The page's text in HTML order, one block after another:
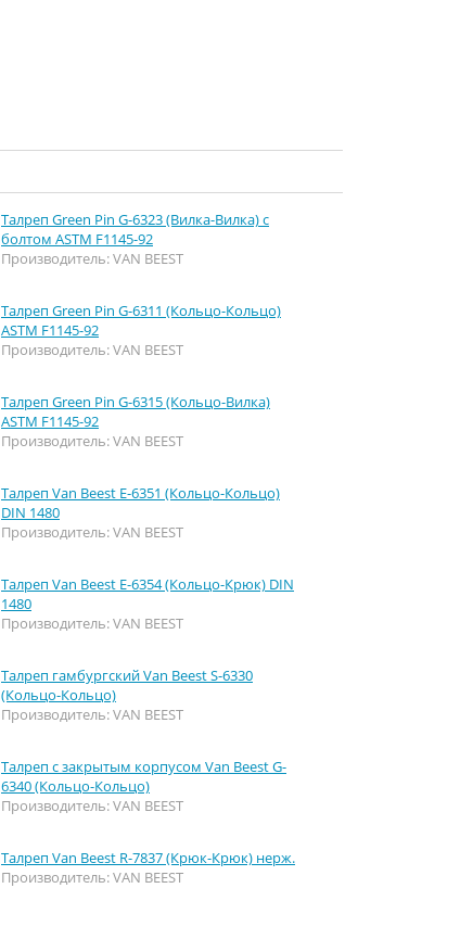
Талреп Green Pin G-6323 (Вилка-Вилка) с
болтом ASTM F1145-92
Производитель: VAN BEEST
Талреп Green Pin G-6311 (Кольцо-Кольцо)
ASTM F1145-92
Производитель: VAN BEEST
Талреп Green Pin G-6315 (Кольцо-Вилка)
ASTM F1145-92
Производитель: VAN BEEST
Талреп Van Beest E-6351 (Кольцо-Кольцо)
DIN 1480
Производитель: VAN BEEST
Талреп Van Beest E-6354 (Кольцо-Крюк) DIN
1480
Производитель: VAN BEEST
Талреп гамбургский Van Beest S-6330
(Кольцо-Кольцо)
Производитель: VAN BEEST
Талреп с закрытым корпусом Van Beest G-
6340 (Кольцо-Кольцо)
Производитель: VAN BEEST
Талреп Van Beest R-7837 (Крюк-Крюк) нерж.
Производитель: VAN BEEST